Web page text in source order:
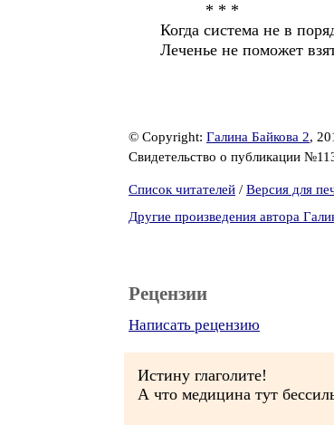
* * *
Когда система не в
Леченье не поможет
© Copyright: Галина Байкова 2,
Свидетельство о публикации
Список читателей / Версия для
Другие произведения автора
Рецензии
Написать рецензию
Истину глаголите!
А что медицина тут